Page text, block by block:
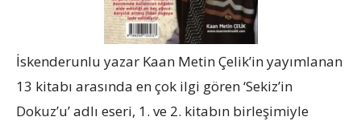
İskenderunlu yazar Kaan Metin Çelik’in yayımlanan
13 kitabı arasında en çok ilgi gören ‘Sekiz’in
Dokuz’u’ adlı eseri, 1. ve 2. kitabın birleşimiyle